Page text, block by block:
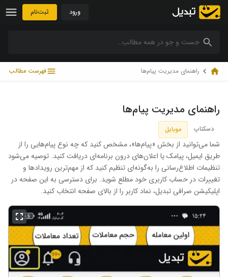
پرش به محتوا
ورود ثبت‌نام
راهنمای مدیریت پیام‌ها
دسکتاپ موبایل
شما می‌توانید از بخش «پیام‌ها»، مشخص کنید که چه نوع پیام‌هایی را از
طریق ایمیل، پیامک یا اعلان‌های درون برنامه‌ای دریافت کنید. توصیه می‌شود
تنظیمات اطلاع‌رسانی را به‌گونه‌ای تنظیم کنید که از مهم‌ترین رویدادها و
تغییرات در حساب کاربری خود مطلع شوید. برای دسترسی به این صفحه در
اپلیکیشن صرافی تبدیل، نماد کاربر را از بالای صفحه انتخاب کنید.
راهنمای مدیریت پیام‌ها فهرست مطالب